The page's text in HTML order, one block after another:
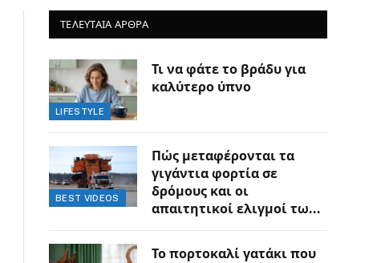
ΤΕΛΕΥΤΑΙΑ ΑΡΘΡΑ
LIFESTYLE
Τι να φάτε το βράδυ για
καλύτερο ύπνο
BEST VIDEOS
Πώς μεταφέρονται τα
γιγάντια φορτία σε
δρόμους και οι
απαιτητικοί ελιγμοί των
Το πορτοκαλί γατάκι που